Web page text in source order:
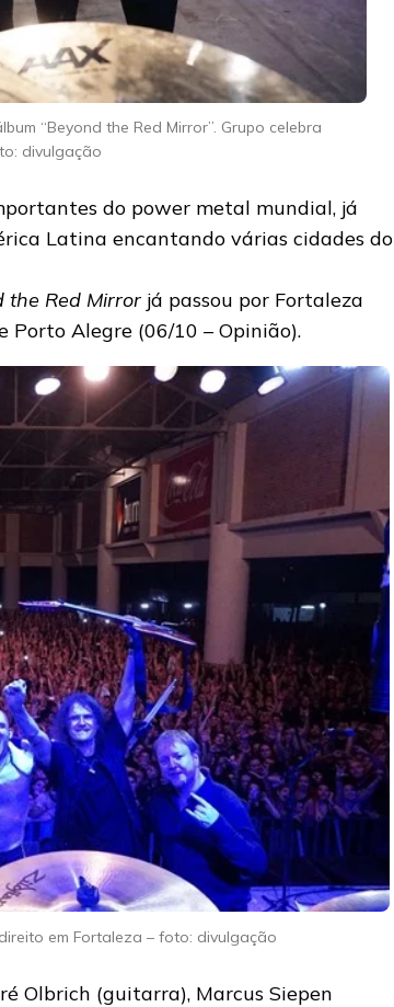
“Beyond the Red Mirror”. Grupo celebra
divulgação
do power metal mundial, já
Latina encantando várias cidades do
the Red Mirror já passou por Fortaleza
Porto Alegre (06/10 – Opinião).
em Fortaleza – foto: divulgação
Olbrich (guitarra), Marcus Siepen